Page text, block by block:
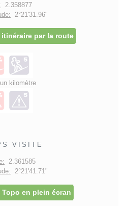
2.358877
2°21'31.96"
itinéraire par la route
kilomètre
VISITE
2.361585
2°21'41.71"
en plein écran